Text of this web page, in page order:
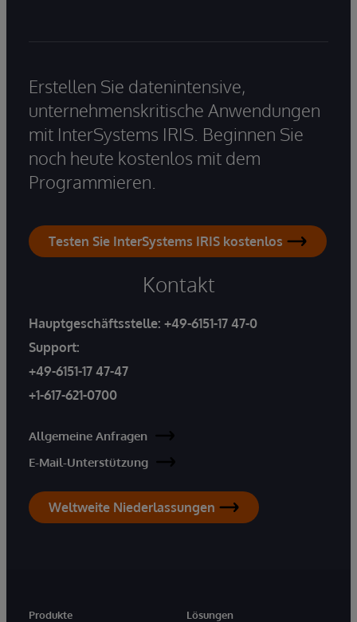
Erstellen Sie datenintensive,
unternehmenskritische Anwendungen
mit InterSystems IRIS. Beginnen Sie
noch heute kostenlos mit dem
Programmieren.
Testen Sie InterSystems IRIS kostenlos
Kontakt
Hauptgeschäftsstelle: +49-6151-17 47-0
Support:
+49-6151-17 47-47
+1-617-621-0700
Allgemeine Anfragen
E-Mail-Unterstützung
Weltweite Niederlassungen
Produkte
Lösungen